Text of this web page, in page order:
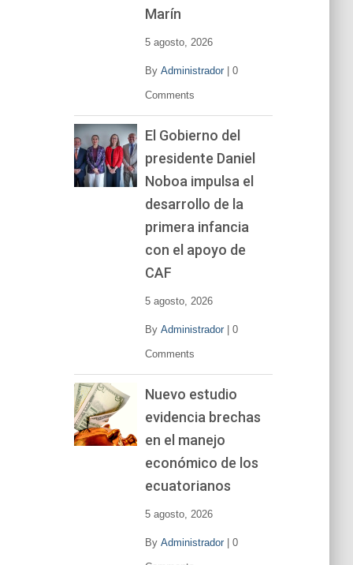
Marín
5 agosto, 2026
By Administrador| 0
Comments
El Gobierno del
presidente Daniel
Noboa impulsa el
desarrollo de la
primera infancia
con el apoyo de
CAF
5 agosto, 2026
By Administrador| 0
Comments
Nuevo estudio
evidencia brechas
en el manejo
económico de los
ecuatorianos
5 agosto, 2026
By Administrador| 0